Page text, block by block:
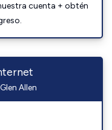
cuenta + obtén
Allen